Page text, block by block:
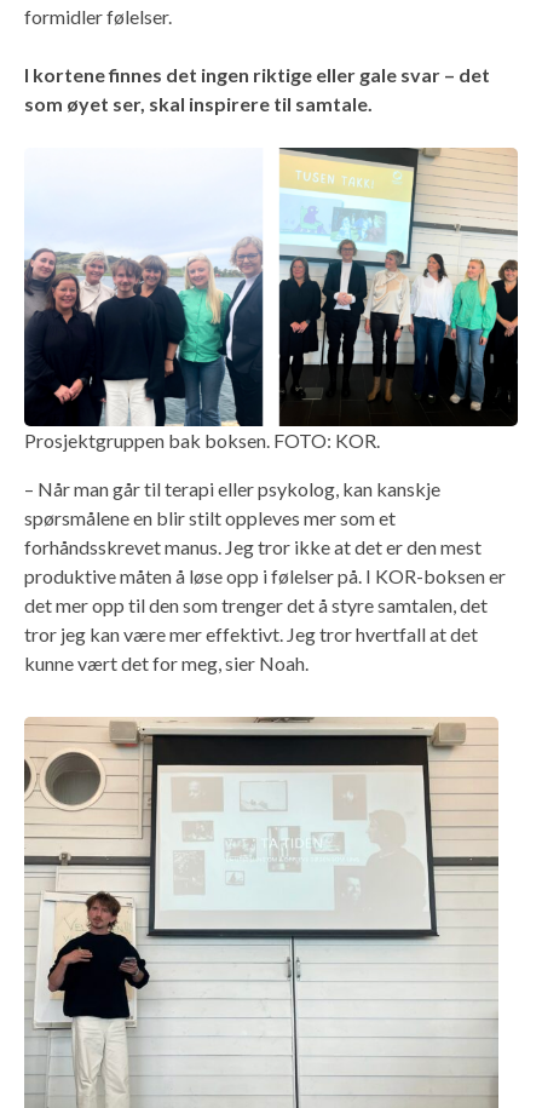
formidler følelser.
I kortene finnes det ingen riktige eller gale svar – det
som øyet ser, skal inspirere til samtale.
Prosjektgruppen bak boksen. FOTO: KOR.
– Når man går til terapi eller psykolog, kan kanskje
spørsmålene en blir stilt oppleves mer som et
forhåndsskrevet manus. Jeg tror ikke at det er den mest
produktive måten å løse opp i følelser på. I KOR-boksen er
det mer opp til den som trenger det å styre samtalen, det
tror jeg kan være mer effektivt. Jeg tror hvertfall at det
kunne vært det for meg, sier Noah.